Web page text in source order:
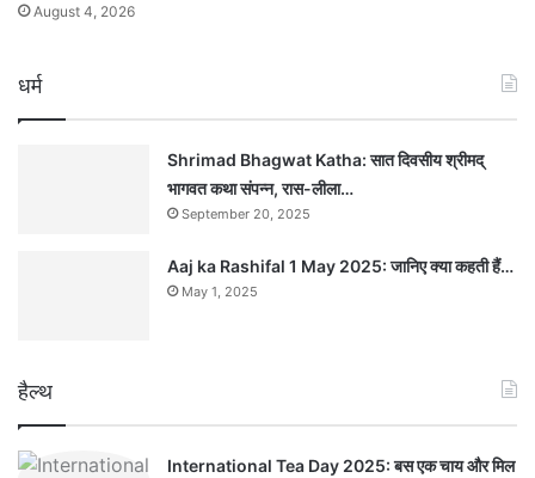
August 4, 2026
धर्म
Shrimad Bhagwat Katha: सात दिवसीय श्रीमद्
भागवत कथा संपन्न, रास-लीला…
September 20, 2025
Aaj ka Rashifal 1 May 2025: जानिए क्या कहती हैं…
May 1, 2025
हैल्थ
International Tea Day 2025: बस एक चाय और मिल